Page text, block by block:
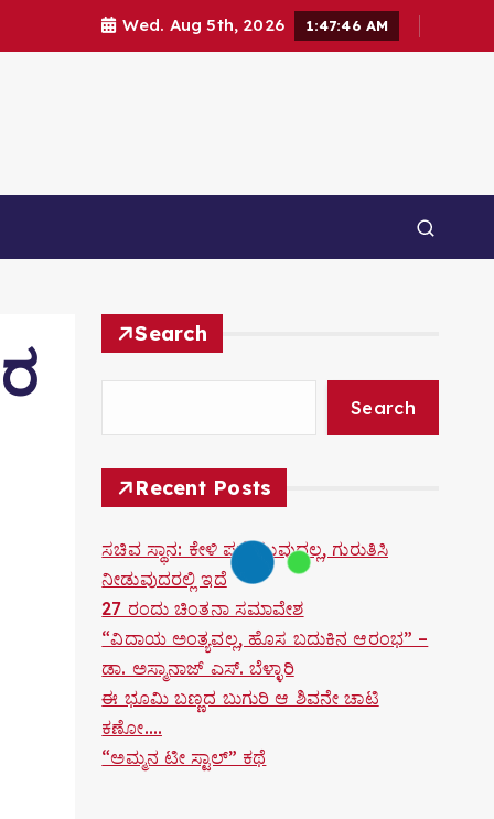
Wed. Aug 5th, 2026 1:47:47 AM
Search
Search
Recent Posts
ಸಚಿವ ಸ್ಥಾನ: ಕೇಳಿ ಪಡೆಯುವುದಲ್ಲ, ಗುರುತಿಸಿ
ನೀಡುವುದರಲ್ಲಿ ಇದೆ
27 ರಂದು ಚಿಂತನಾ ಸಮಾವೇಶ
“ವಿದಾಯ ಅಂತ್ಯವಲ್ಲ, ಹೊಸ ಬದುಕಿನ ಆರಂಭ” –
ಡಾ. ಅಸ್ಮಾನಾಜ್ ಎಸ್. ಬೆಳ್ಳಾರಿ
ಈ ಭೂಮಿ ಬಣ್ಣದ ಬುಗುರಿ ಆ ಶಿವನೇ ಚಾಟಿ
ಕಣೋ….
“ಅಮ್ಮನ ಟೀ ಸ್ಟಾಲ್” ಕಥೆ